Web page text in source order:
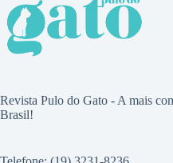
Revista Pulo do Gato - A mais
Brasil!